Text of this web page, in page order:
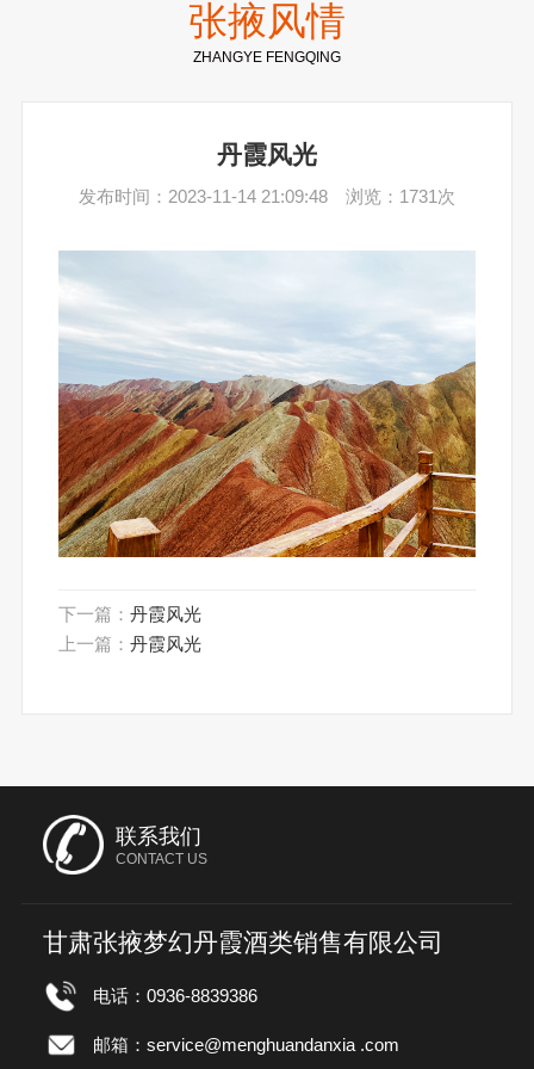
张掖风情
ZHANGYE FENGQING
丹霞风光
发布时间：2023-11-14 21:09:48 浏览：1731次
下一篇： 丹霞风光
上一篇： 丹霞风光
联系我们
CONTACT US
甘肃张掖梦幻丹霞酒类销售有限公司
电话：0936-8839386
邮箱：service@menghuandanxia .com